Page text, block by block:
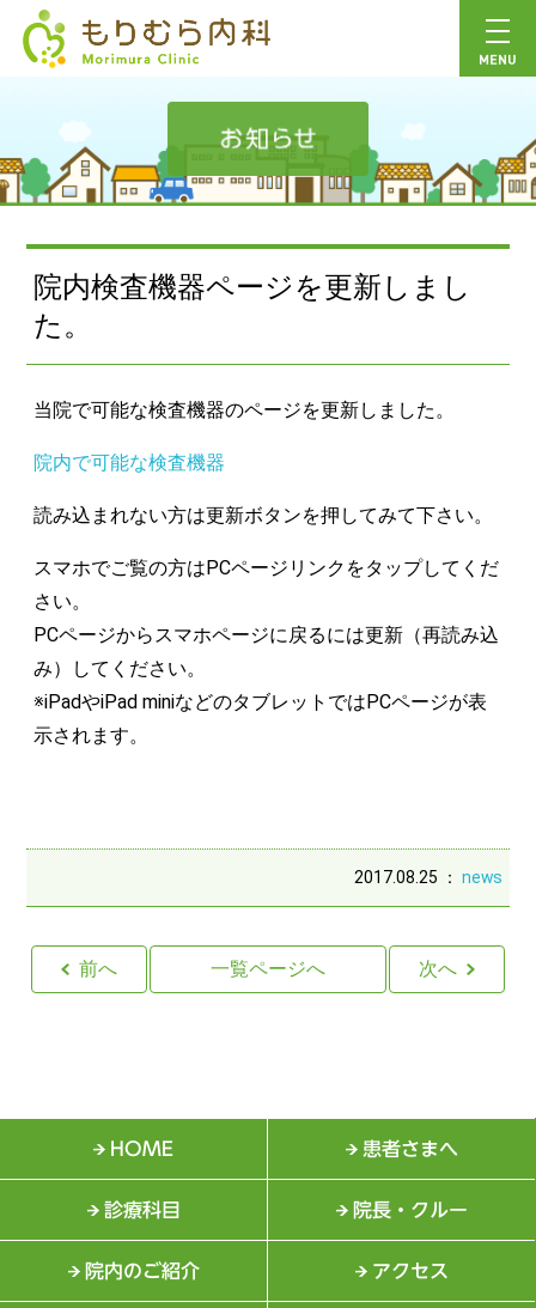
院内検査機器ページを更新しまし
た。
当院で可能な検査機器のページを更新しました。
院内で可能な検査機器
読み込まれない方は更新ボタンを押してみて下さい。
スマホでご覧の方はPCページリンクをタップしてくだ
さい。
PCページからスマホページに戻るには更新（再読み込
み）してください。
※iPadやiPad miniなどのタブレットではPCページが表
示されます。
2017.08.25 ： news
前へ 一覧ページへ 次へ
HOME 患者さまへ
診療科目 院長・クルー
院内のご紹介 アクセス